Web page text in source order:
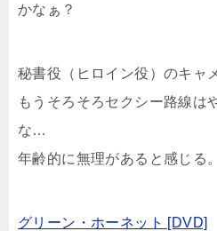
かなぁ？
秘書役（ヒロイン役）のキャ
もうそろそろセクシー路線は
な…
年齢的に無理があると感じる。
グリーン・ホーネット [DVD]